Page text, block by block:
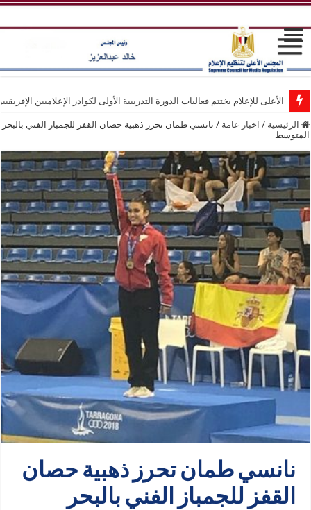
الأعلى للإعلام يختتم فعاليات الدورة التدريبية الأولى لكوادر الإعلاميين
الرئيسية / اخبار عامة / نانسي طمان تحرز ذهبية حصان القفز للجمباز الفني بالبحر
المتوسط
نانسي طمان تحرز ذهبية حصان
القفز للجمباز الفني بالبحر